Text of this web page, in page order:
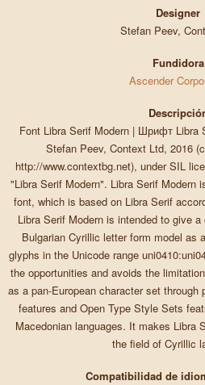
Designer
Stefan Peev,
Fundidora
Ascender
Font Libra Serif Modern | Шрифт Libra
Stefan Peev, Context Ltd, 2016
http://www.contextbg.net), under SIL
"Libra Serif Modern". Libra Serif Modern
font, which is based on Libra Serif
Libra Serif Modern is intended to give
Bulgarian Cyrillic letter form model as
glyphs in the Unicode range
the opportunities and avoids the
as a pan-European character set
features and Open Type Style Sets
Macedonian languages. It makes Libra
the field of Cyrillic
Compatibilidad de